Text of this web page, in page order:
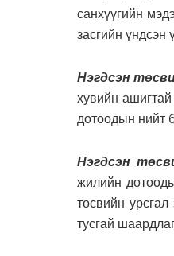
санхүүгийн
засгийн үндсэн
Нэгдсэн
хувийн
дотоодын нийт
Нэгдсэн
жилийн
төсвийн
тусгай